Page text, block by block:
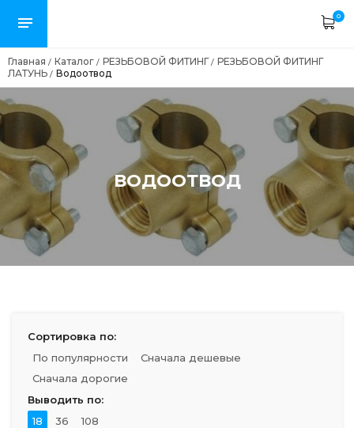
0
Главная / Каталог / РЕЗЬБОВОЙ ФИТИНГ/ РЕЗЬБОВОЙ ФИТИНГ
ЛАТУНЬ / Водоотвод
ВОДООТВОД
Сортировка по:
По популярности
Сначала дешевые
Сначала дорогие
Выводить по:
18
36 108